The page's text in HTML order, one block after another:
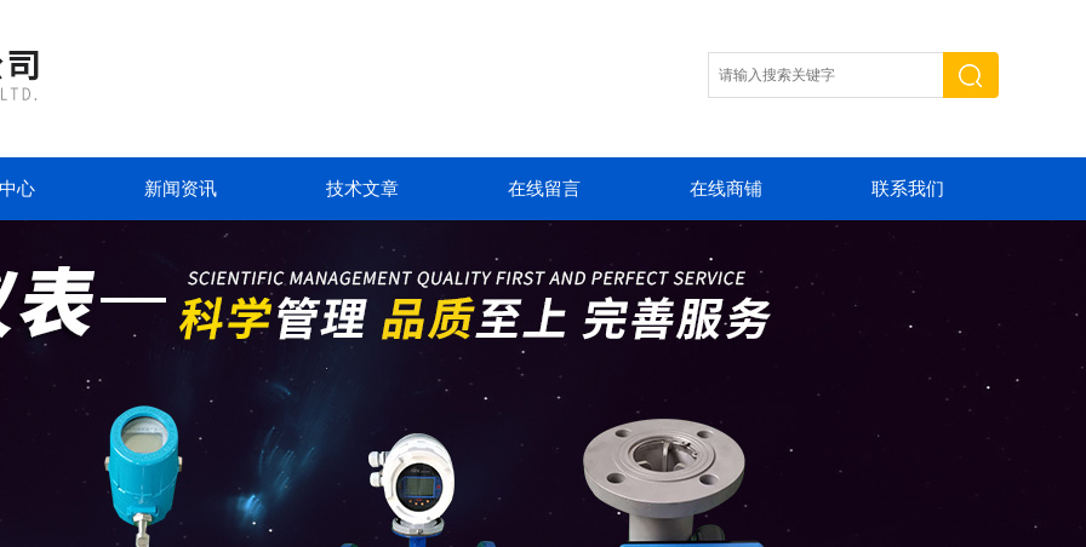
心 新闻资讯 技术文章 在线留言 在线商铺 联系我们